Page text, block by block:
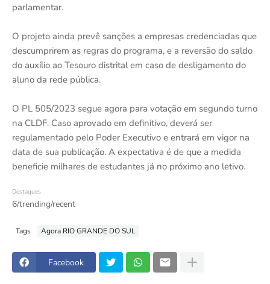
parlamentar.
O projeto ainda prevê sanções a empresas credenciadas que
descumprirem as regras do programa, e a reversão do saldo
do auxílio ao Tesouro distrital em caso de desligamento do
aluno da rede pública.
O PL 505/2023 segue agora para votação em segundo turno
na CLDF. Caso aprovado em definitivo, deverá ser
regulamentado pelo Poder Executivo e entrará em vigor na
data de sua publicação. A expectativa é de que a medida
beneficie milhares de estudantes já no próximo ano letivo.
Destaques
6/trending/recent
Tags Agora RIO GRANDE DO SUL
Facebook